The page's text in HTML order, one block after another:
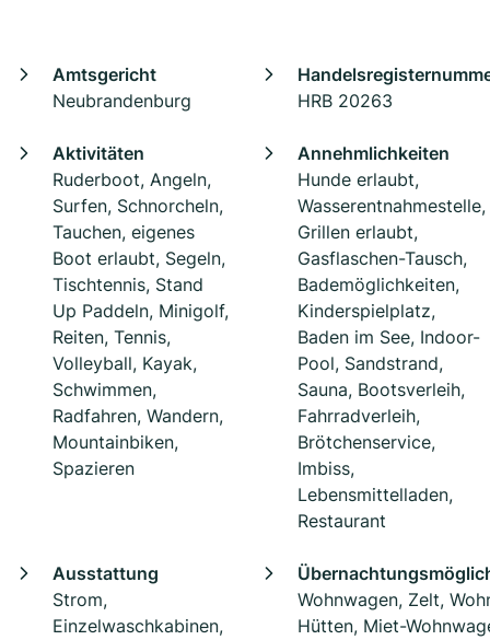
Amtsgericht
Neubrandenburg
HRB 20263
Aktivitäten
Ruderboot, Angeln,
Surfen, Schnorcheln,
Tauchen, eigenes
Boot erlaubt, Segeln,
Tischtennis, Stand
Up Paddeln, Minigolf,
Reiten, Tennis,
Volleyball, Kayak,
Schwimmen,
Radfahren, Wandern,
Mountainbiken,
Spazieren
Annehmlichkeiten
Hunde erlaubt,
Wasserentnahmestelle,
Grillen erlaubt,
Gasflaschen-Tausch,
Bademöglichkeiten,
Kinderspielplatz,
Baden im See, Indoor-
Pool, Sandstrand,
Sauna, Bootsverleih,
Fahrradverleih,
Brötchenservice,
Imbiss,
Lebensmittelladen,
Restaurant
Ausstattung
Strom,
Einzelwaschkabinen,
Wohnwagen, Zelt,
Hütten, Miet-